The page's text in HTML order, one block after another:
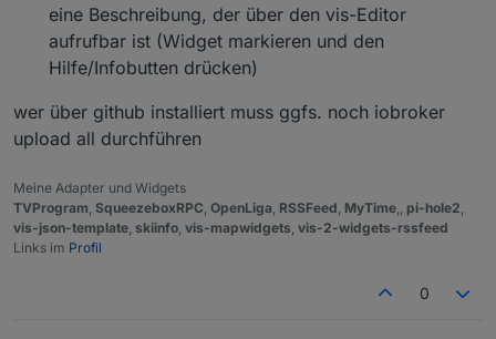
eine Beschreibung, der über den vis-Editor
aufrufbar ist (Widget markieren und den
Hilfe/Infobutten drücken)
wer über github installiert muss ggfs. noch iobroker
upload all durchführen
Meine Adapter und Widgets
TVProgram SqueezeboxRPC OpenLiga RSSFeed MyTime pi-hole2
vis-json-template skiinfo vis-mapwidgets vis-2-widgets-rssfeed
Links im Profil
0